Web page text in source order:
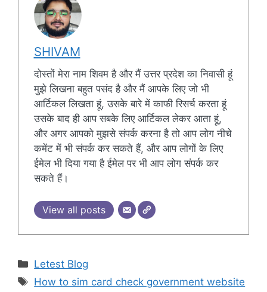
SHIVAM
दोस्तों मेरा नाम शिवम है और मैं उत्तर प्रदेश का निवासी हूं
मुझे लिखना बहुत पसंद है और मैं आपके लिए जो भी
आर्टिकल लिखता हूं, उसके बारे में काफी रिसर्च करता हूं
उसके बाद ही आप सबके लिए आर्टिकल लेकर आता हूं,
और अगर आपको मुझसे संपर्क करना है तो आप लोग नीचे
कमेंट में भी संपर्क कर सकते हैं, और आप लोगों के लिए
ईमेल भी दिया गया है ईमेल पर भी आप लोग संपर्क कर
सकते हैं।
View all posts
Categories
Letest Blog
Tags
How to sim card check government website